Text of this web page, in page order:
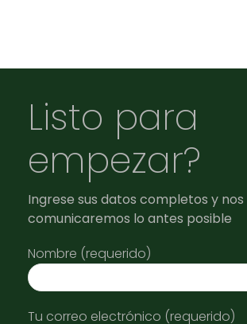
Listo para
empezar?
Ingrese sus datos completos y nos
comunicaremos lo antes posible
Nombre (requerido)
Tu correo electrónico (requerido)